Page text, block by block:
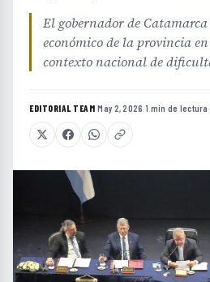
El gobernador de Catamarca
económico de la provincia
contexto nacional de
EDITORIAL TEAM·May 2, 2026 ·1 min de lectura